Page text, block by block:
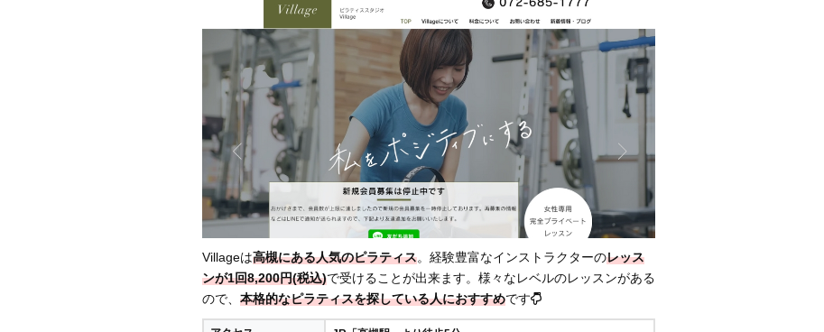
Villageは高槻にある人気のピラティス。経験豊富なインストラクターのレッス
ンが1回8,200円(税込)で受けることが出来ます。様々なレベルのレッスンがある
ので、 本格的なピラティスを探している人におすすめです